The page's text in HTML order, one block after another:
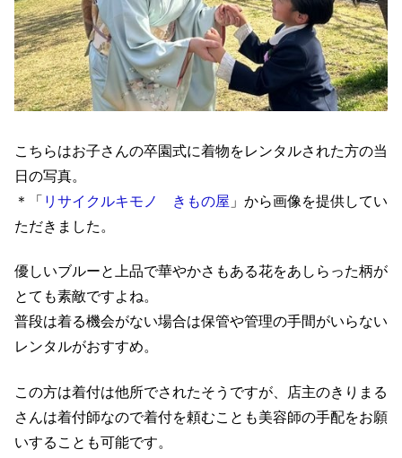
こちらはお子さんの卒園式に着物をレンタルされた方の当
日の写真。
＊「 リサイクルキモノ きもの屋 」から画像を提供してい
ただきました。
優しいブルーと上品で華やかさもある花をあしらった柄が
とても素敵ですよね。
普段は着る機会がない場合は保管や管理の手間がいらない
レンタルがおすすめ。
この方は着付は他所でされたそうですが、店主のきりまる
さんは着付師なので着付を頼むことも美容師の手配をお願
いすることも可能です。